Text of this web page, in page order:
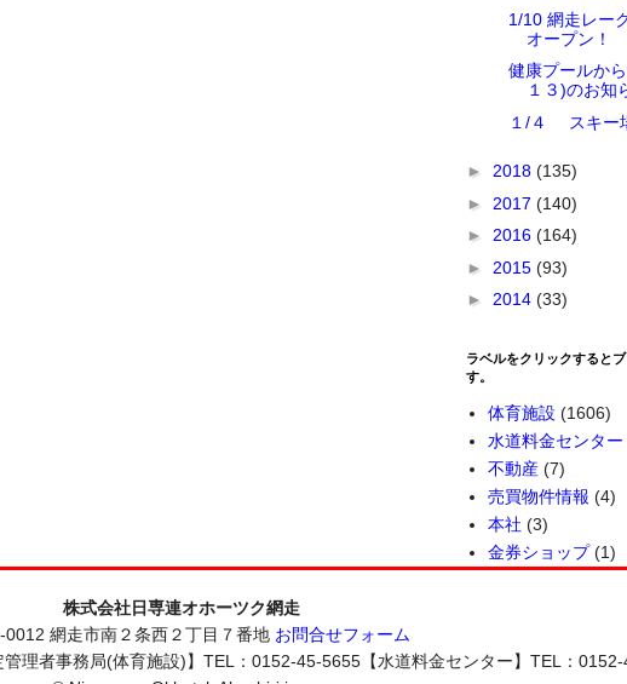
1/10 網走レー
オープン！
健康プールか
１３)のお知
１/４ スキー
► 2018 (135)
► 2017 (140)
► 2016 (164)
► 2015 (93)
► 2014 (33)
ラベルをクリックすると
す。
体育施設 (1606)
水道料金センター
不動産 (7)
売買物件情報 (4)
本社 (3)
金券ショップ (1)
株式会社日専連オホーツク網走
0012 網走市南２条西２丁目７番地 お問合せフォーム
理者事務局(体育施設)】TEL：0152-45-5655【水道料金センター】TEL：